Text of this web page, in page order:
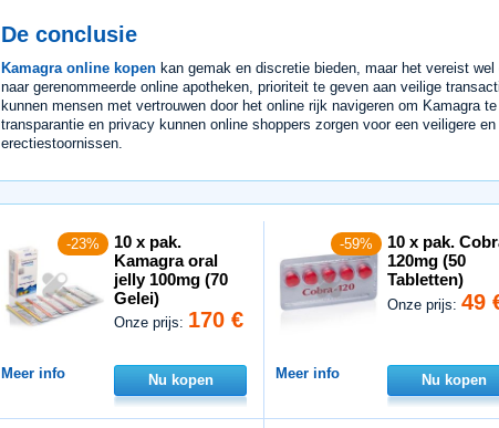
De conclusie
Kamagra online kopen kan gemak en discretie bieden, maar het vereist
naar gerenommeerde online apotheken, prioriteit te geven aan veilige
kunnen mensen met vertrouwen door het online rijk navigeren om Kamagra
transparantie en privacy kunnen online shoppers zorgen voor een veiligere
erectiestoornissen.
-23%
10 x pak.
Kamagra oral
jelly 100mg (70
Gelei)
Onze prijs: 170 €
Meer info Nu kopen
-59%
10 x pak.
120mg (50
Tabletten)
Onze prijs:49
Meer info Nu kopen